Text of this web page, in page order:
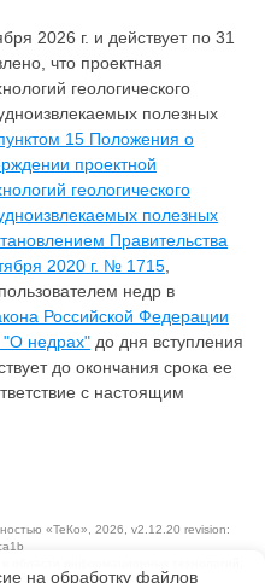
2026 г. и действует по 31
что проектная
геологического
полезных
15 Положения о
проектной
геологического
полезных
Правительства
2020 г. № 1715
недр в
Российской Федерации
недрах" до дня вступления
до окончания срока ее
с настоящим
«ТеКо» , 2026, v2.12.20 revision:
на обработку файлов